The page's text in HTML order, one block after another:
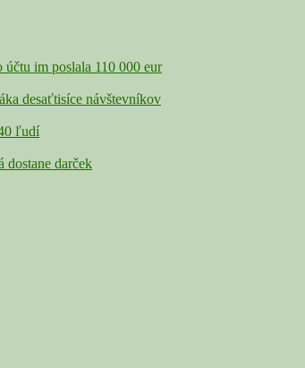
im poslala 110 000 eur
desaťtisíce návštevníkov
ľudí
darček